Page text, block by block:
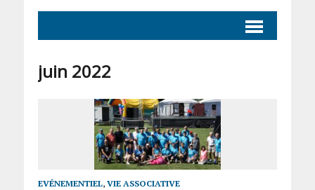
juin 2022
EVÉNEMENTIEL, VIE ASSOCIATIVE